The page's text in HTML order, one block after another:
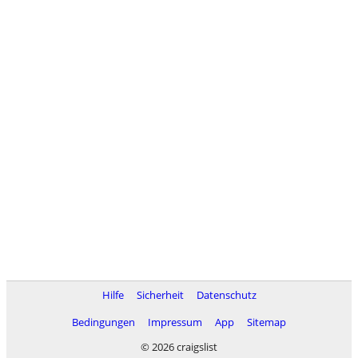
Hilfe Sicherheit
Datenschutz
Bedingungen
Impressum App
Sitemap
© 2026 craigslist